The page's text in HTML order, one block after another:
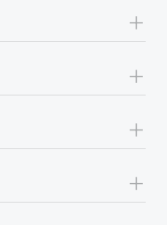
+
+
+
+